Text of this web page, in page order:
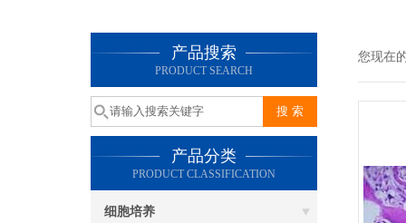
产品搜索
PRODUCT SEARCH
产品分类
PRODUCT CLASSIFICATION
细胞培养
您现在